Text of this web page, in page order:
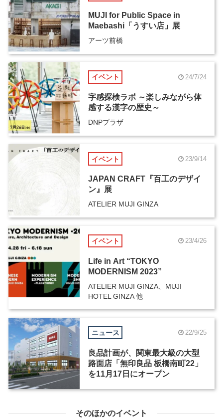
MUJI for Public Space in
Maebashi「うすい店」展
アーツ前橋
イベント 24/7/24
字感探検ラボ ～楽しみながら体
感する漢字の歴史～
DNPプラザ
イベント 23/9/14
JAPAN CRAFT『百工のデザイ
ン』展
ATELIER MUJI GINZA
イベント 23/4/26
Life in Art “TOKYO
MODERNISM 2023”
ATELIER MUJI GINZA、MUJI
HOTEL GINZA 他
ニュース 22/9/25
良品計画が、関東最大級の大型
路面店「無印良品 板橋南町22」
を11月17日にオープン
そのほかのイベント